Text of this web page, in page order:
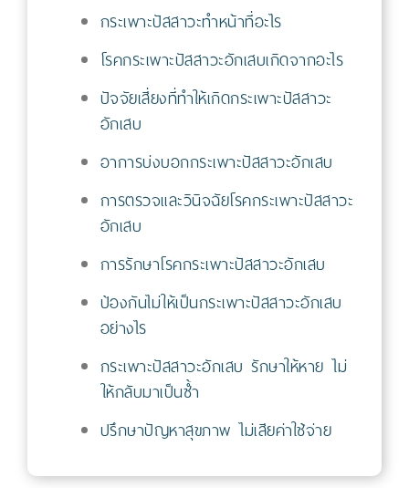
กระเพาะปัสสาวะทำหน้าที่อะไร
โรคกระเพาะปัสสาวะอักเสบเกิดจากอะไร
ปัจจัยเสี่ยงที่ทำให้เกิดกระเพาะปัสสาวะ
อักเสบ
อาการบ่งบอกกระเพาะปัสสาวะอักเสบ
การตรวจและวินิจฉัยโรคกระเพาะปัสสาวะ
อักเสบ
การรักษาโรคกระเพาะปัสสาวะอักเสบ
ป้องกันไม่ให้เป็นกระเพาะปัสสาวะอักเสบ
อย่างไร
กระเพาะปัสสาวะอักเสบ รักษาให้หาย ไม่
ให้กลับมาเป็นซ้ำ
ปรึกษาปัญหาสุขภาพ ไม่เสียค่าใช้จ่าย